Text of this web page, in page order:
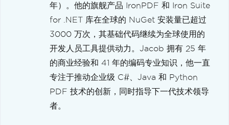
年）。他的旗舰产品 IronPDF 和 Iron Suite
for .NET 库在全球的 NuGet 安装量已超过
3000 万次，其基础代码继续为全球使用的
开发人员工具提供动力。Jacob 拥有 25 年
的商业经验和 41 年的编码专业知识，他一直
专注于推动企业级 C#、Java 和 Python
PDF 技术的创新，同时指导下一代技术领导
者。